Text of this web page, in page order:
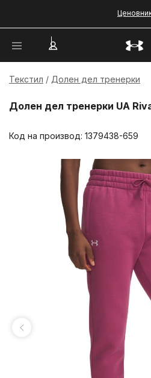
Текстил Долен дел тренерки
Долен дел тренерки UA
Код на производ: 1379438-659